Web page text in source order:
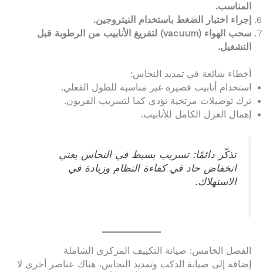
المناسب.
إجراء اختبار الضغط باستخدام النيتروجين.
سحب الهواء (vacuum) لتفريغ الأنابيب من الرطوبة قبل
التشغيل.
أخطاء شائعة في تمديد النحاس:
استخدام أنابيب قصيرة غير مناسبة للطول الفعلي.
ترك توصيلات مرتخية تؤدي كما لتسريب الفريون.
إهمال العزل الكامل للأنابيب.
تذكّر دائمًا: تسريب بسيط في النحاس يعني
انخفاض حاد في كفاءة النظام وزيادة في
الاستهلاك.
الفصل الخامس: صيانة التكييف المركزي الشاملة
إضافة إلى صيانة الدكت وتمديد النحاس، هناك عناصر أخرى لا